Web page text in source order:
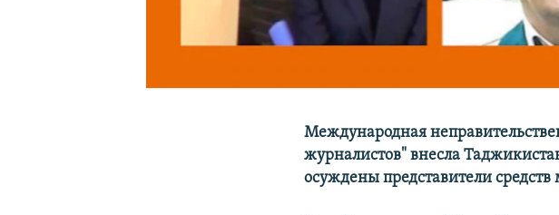
Международная
журналистов" внесла
осуждены представители